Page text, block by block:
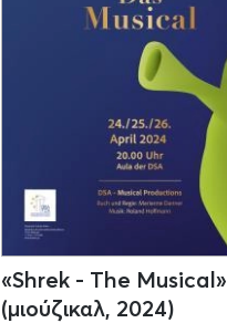
«Shrek - The Musical»
(μιούζικαλ, 2024)